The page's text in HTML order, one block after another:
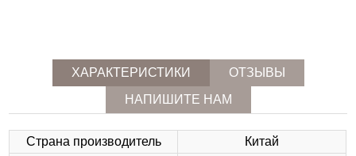
ХАРАКТЕРИСТИКИ
ОТЗЫВЫ
НАПИШИТЕ НАМ
Страна производитель Китай